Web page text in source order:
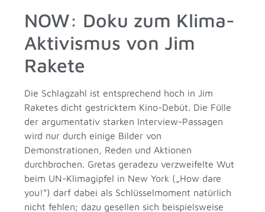
NOW: Doku zum Klima-
Aktivismus von Jim
Rakete
Die Schlagzahl ist entsprechend hoch in Jim
Raketes dicht gestricktem Kino-Debüt. Die Fülle
der argumentativ starken Interview-Passagen
wird nur durch einige Bilder von
Demonstrationen, Reden und Aktionen
durchbrochen. Gretas geradezu verzweifelte Wut
beim UN-Klimagipfel in New York („How dare
you!“) darf dabei als Schlüsselmoment natürlich
nicht fehlen; dazu gesellen sich beispielsweise